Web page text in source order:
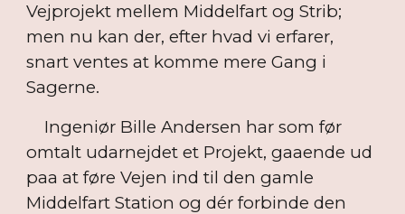
Vejprojekt mellem Middelfart og Strib;
men nu kan der, efter hvad vi erfarer,
snart ventes at komme mere Gang i
Sagerne.
Ingeniør Bille Andersen har som før
omtalt udarnejdet et Projekt, gaaende ud
paa at føre Vejen ind til den gamle
Middelfart Station og dér forbinde den